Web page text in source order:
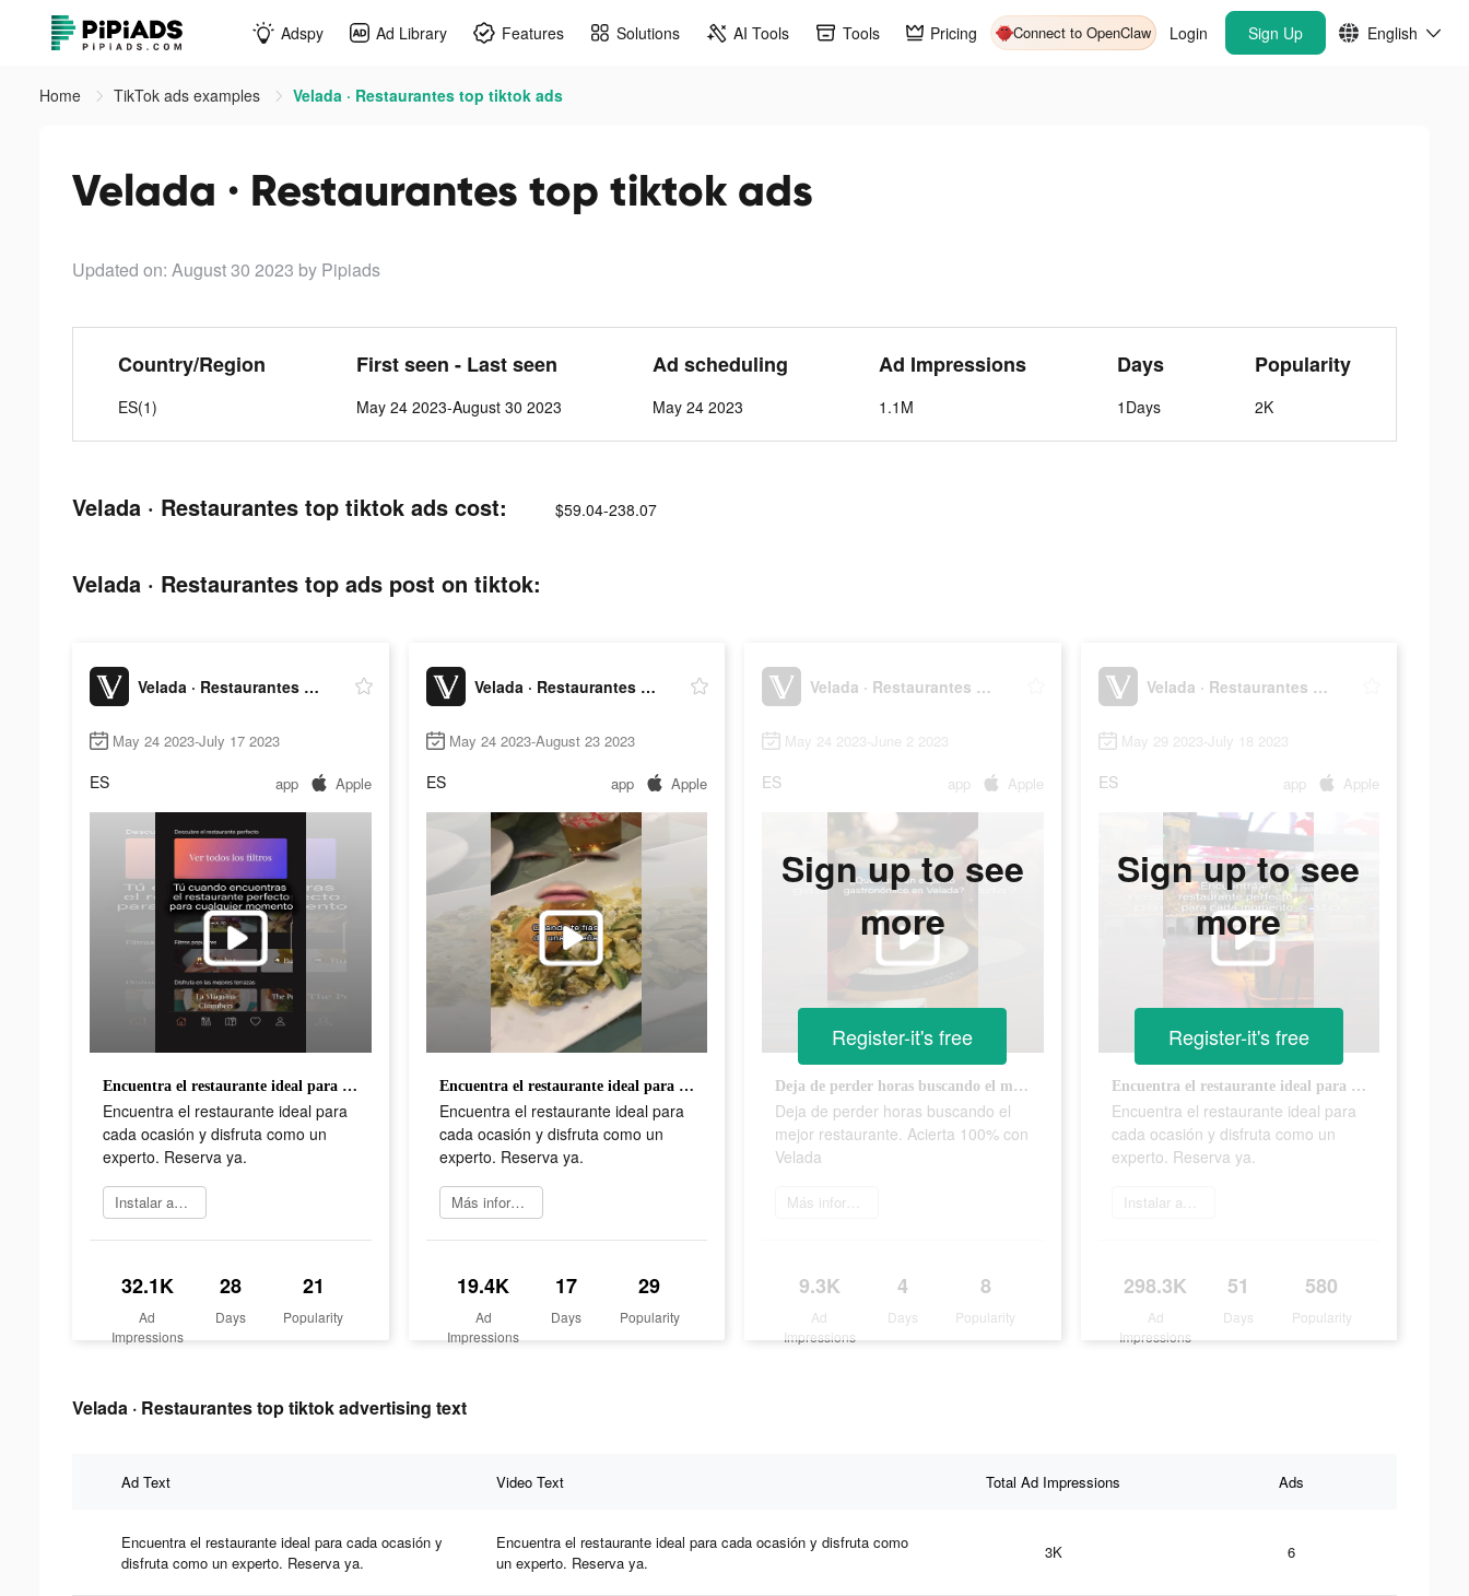
Adspy Ad Library Features Solutions AI Tools Tools Pricing Connect to OpenClaw Login Sign Up English
Home TikTok ads examples Velada · Restaurantes top tiktok ads
Velada · Restaurantes top tiktok ads
Updated on: August 30 2023 by Pipiads
Country/Region
ES(1)
First seen - Last seen
May 24 2023-August 30 2023
Ad scheduling
May 24 2023
Ad Impressions
1.1M
Days
1Days
Popularity
2K
Velada · Restaurantes top tiktok ads cost: $59.04-238.07
Velada · Restaurantes top ads post on tiktok:
Velada · Restaurantes top
May 24 2023-July 17 2023
ES app Apple
Encuentra el restaurante ideal para cada ocasión y disfruta como un experto. Reserva ya.
Encuentra el restaurante ideal para
cada ocasión y disfruta como un
experto. Reserva ya.
Instalar ahora
32.1K
Ad
Impressions
28
Days
21
Popularity
Velada · Restaurantes top
May 24 2023-August 23 2023
ES app Apple
Encuentra el restaurante ideal para cada ocasión y disfruta como un experto. Reserva ya.
Encuentra el restaurante ideal para
cada ocasión y disfruta como un
experto. Reserva ya.
Más información
19.4K
Ad
Impressions
17
Days
29
Popularity
Velada · Restaurantes top
May 24 2023-June 2 2023
ES app Apple
Deja de perder horas buscando el mejor restaurante. Acierta 100% con Velada
Deja de perder horas buscando el
mejor restaurante. Acierta 100% con
Velada
Más información
9.3K
Ad
Impressions
4
Days
8
Popularity
Sign up to see
more
Register-it's free
Velada · Restaurantes top
May 29 2023-July 18 2023
ES app Apple
Encuentra el restaurante ideal para cada ocasión y disfruta como un experto. Reserva ya.
Encuentra el restaurante ideal para
cada ocasión y disfruta como un
experto. Reserva ya.
Instalar ahora
298.3K
Ad
Impressions
51
Days
580
Popularity
Sign up to see
more
Register-it's free
Velada · Restaurantes top tiktok advertising text
Ad Text Video Text Total Ad Impressions Ads
Encuentra el restaurante ideal para cada ocasión y
disfruta como un experto. Reserva ya.
Encuentra el restaurante ideal para cada ocasión y disfruta como
un experto. Reserva ya.
3K 6